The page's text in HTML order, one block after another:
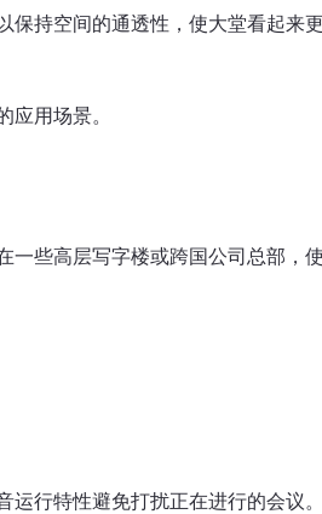
持空间的通透性，使大堂看起来更
用场景。
些高层写字楼或跨国公司总部，
行特性避免打扰正在进行的会议。